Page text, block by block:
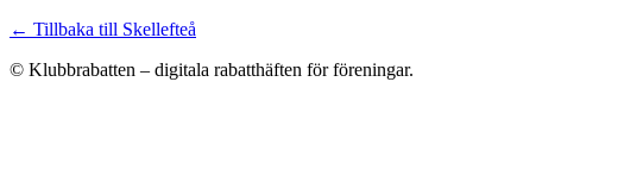
← Tillbaka till Skellefteå
© Klubbrabatten – digitala rabatthäften för föreningar.